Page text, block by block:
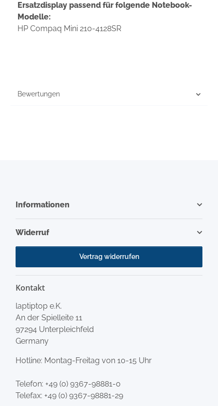
Ersatzdisplay passend für folgende Notebook-
Modelle:
HP Compaq Mini 210-4128SR
Bewertungen
Informationen
Widerruf
Vertrag widerrufen
Kontakt
laptiptop e.K.
An der Spielleite 11
97294 Unterpleichfeld
Germany
Hotline: Montag-Freitag von 10-15 Uhr
Telefon: +49 (0) 9367-98881-0
Telefax: +49 (0) 9367-98881-29